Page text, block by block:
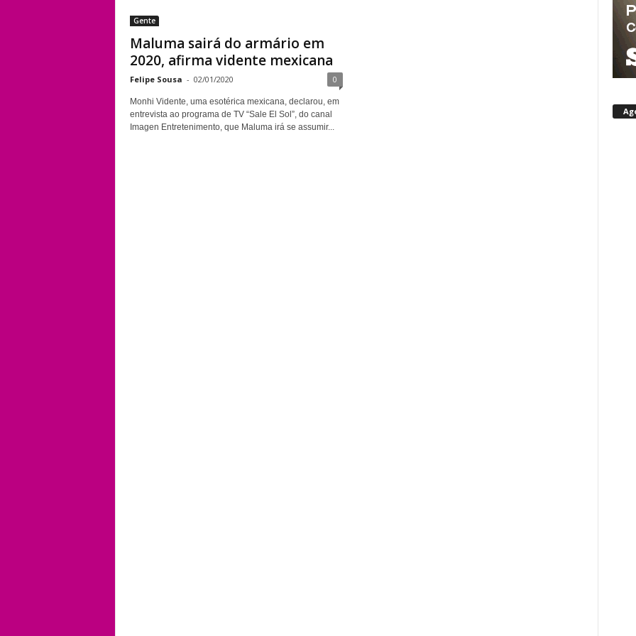
Gente
Maluma sairá do armário em
2020, afirma vidente mexicana
Felipe Sousa - 02/01/2020 0
Monhi Vidente, uma esotérica mexicana, declarou, em
entrevista ao programa de TV “Sale El Sol”, do canal
Imagen Entretenimento, que Maluma irá se assumir...